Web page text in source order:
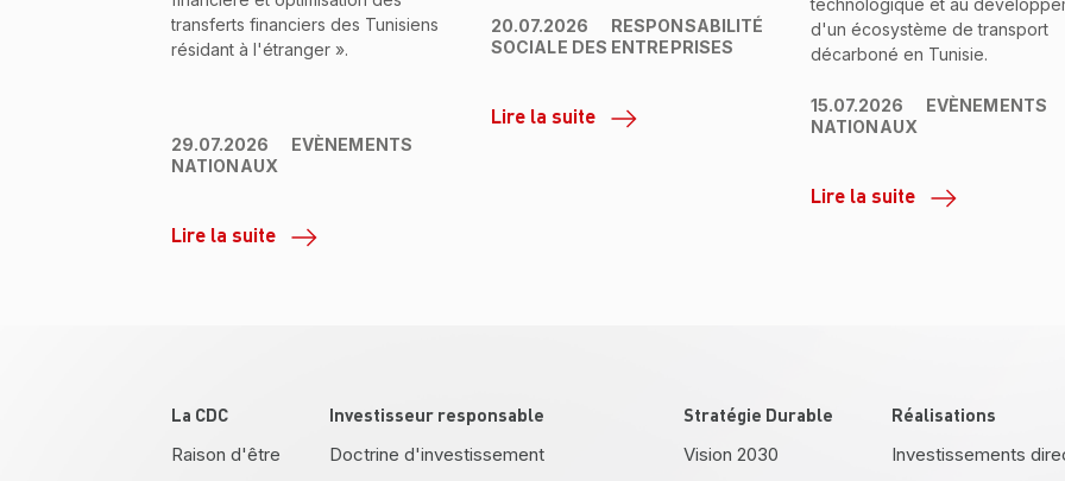
transferts financiers des Tunisiens
résidant à l'étranger ».
29.07.2026
EVÈNEMENTS
NATIONAUX
Lire la suite
20.07.2026
RESPONSABILITÉ
SOCIALE DES ENTREPRISES
Lire la suite
d'un écosystème de transport
décarboné en Tunisie.
15.07.2026
EVÈNEMENTS
NATIONAUX
Lire la suite
Pied de page
La CDC
Raison d'être
Investisseur responsable
Doctrine d'investissement
Stratégie Durable
Vision 2030
Réalisations
Investissements